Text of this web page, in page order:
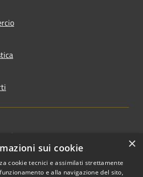
pubblica
×
sui cookie
cookie tecnici e assimilati strettamente
e alla navigazione del sito,